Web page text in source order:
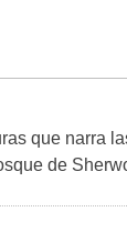
que narra
de